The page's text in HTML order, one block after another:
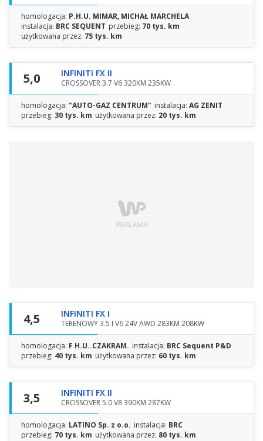
homologacja: P.H.U. MIMAR, MICHAŁ MARCHELA
instalacja: BRC SEQUENT przebieg: 70 tys. km
użytkowana przez: 75 tys. km
5,0 INFINITI FX II
CROSSOVER 3.7 V6 320KM 235KW
homologacja: "AUTO-GAZ CENTRUM" instalacja: AG ZENIT
przebieg: 30 tys. km użytkowana przez: 20 tys. km
4,5 INFINITI FX I
TERENOWY 3.5 I V6 24V AWD 283KM 208KW
homologacja: F H.U..CZAKRAM. instalacja: BRC Sequent P&D
przebieg: 40 tys. km użytkowana przez: 60 tys. km
3,5 INFINITI FX II
CROSSOVER 5.0 V8 390KM 287KW
homologacja: LATINO Sp. z o.o. instalacja: BRC
przebieg: 70 tys. km użytkowana przez: 80 tys. km